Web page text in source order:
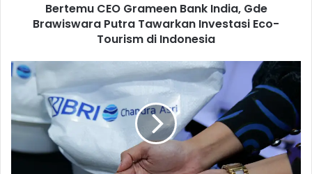
m
e
B
n
Bertemu CEO Grameen Bank India, Gde
Brawiswara Putra Tawarkan Investasi Eco-
Tourism di Indonesia
D
u
u
n
R